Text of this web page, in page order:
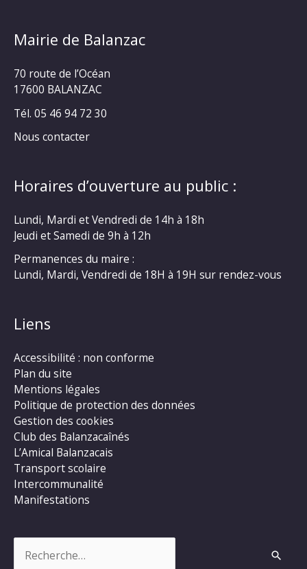
Mairie de Balanzac
70 route de l’Océan
17600 BALANZAC
Tél. 05 46 94 72 30
Nous contacter
Horaires d’ouverture au public :
Lundi, Mardi et Vendredi de 14h à 18h
Jeudi et Samedi de 9h à 12h
Permanences du maire :
Lundi, Mardi, Vendredi de 18H à 19H sur rendez-vous
Liens
Accessibilité : non conforme
Plan du site
Mentions légales
Politique de protection des données
Gestion des cookies
Club des Balanzacaînés
L’Amical Balanzacais
Transport scolaire
Intercommunalité
Manifestations